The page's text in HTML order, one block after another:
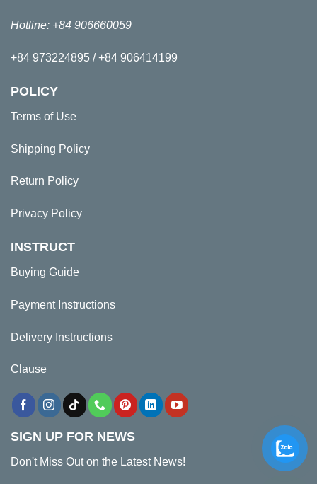
Hotline: +84 906660059
+84 973224895 / +84 906414199
POLICY
Terms of Use
Shipping Policy
Return Policy
Privacy Policy
INSTRUCT
Buying Guide
Payment Instructions
Delivery Instructions
Clause
SIGN UP FOR NEWS
Don't Miss Out on the Latest News!